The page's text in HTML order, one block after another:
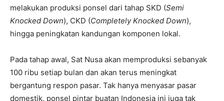
melakukan produksi ponsel dari tahap SKD (Semi
Knocked Down), CKD (Completely Knocked Down),
hingga peningkatan kandungan komponen lokal.
Pada tahap awal, Sat Nusa akan memproduksi sebanyak
100 ribu setiap bulan dan akan terus meningkat
bergantung respon pasar. Tak hanya menyasar pasar
domestik, ponsel pintar buatan Indonesia ini juga tak